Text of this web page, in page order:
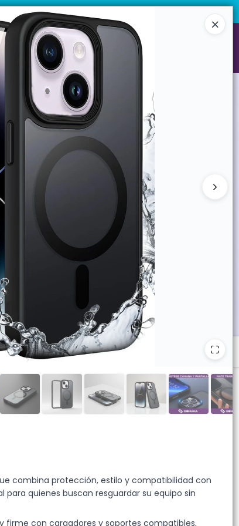
combina protección, estilo y compatibilidad con
quienes buscan resguardar su equipo sin
firme con cargadores y soportes compatibles,
y accedé a precios exclusivos!
Ingresar a la Tienda
GARANTIAS